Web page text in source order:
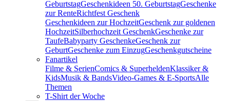
GeburtstagGeschenkideen 50. GeburtstagGeschenke
zur RenteRichtfest Geschenk
Geschenkideen zur HochzeitGeschenk zur goldenen
HochzeitSilberhochzeit GeschenkGeschenke zur
TaufeBabyparty GeschenkeGeschenk zur
GeburtGeschenke zum EinzugGeschenkgutscheine
Fanartikel
Filme & SerienComics & SuperheldenKlassiker &
KidsMusik & BandsVideo-Games & E-SportsAlle
Themen
T-Shirt der Woche